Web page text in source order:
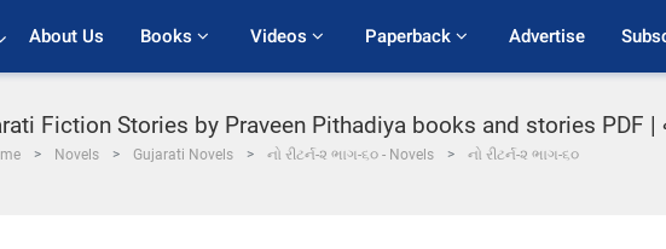
About Us Books Videos Paperback Advertise
Fiction Stories by Praveen Pithadiya books and stories PDF |
Novels Gujarati Novels નો રીટર્ન-૨ ભાગ-૬૦ - Novels નો રીટર્ન-૨ ભાગ-૬૦